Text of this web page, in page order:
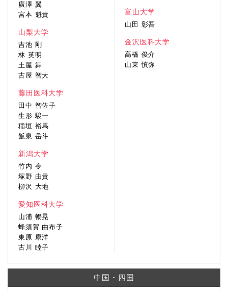
廣澤 翼
宮本 魁貴
山梨大学
吉池 剛
林 英明
土屋 舞
古屋 智大
藤田医科大学
田中 智佐子
生形 駿一
稲垣 裕馬
飯泉 岳斗
新潟大学
竹内 令
塚野 由貴
柳沢 大地
愛知医科大学
山浦 暢晃
蜂須賀 由布子
東原 康洋
古川 睦子
富山大学
山田 彰吾
金沢医科大学
高橋 俊介
山東 慎弥
中国・四国